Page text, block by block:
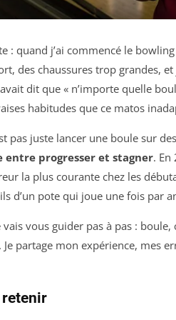
: quand j’ai commencé le
des chaussures trop grandes,
dit que « n’importe quelle
habitudes que ce matos
pas juste lancer une boule sur des
progresser et stagner.
la plus courante chez les
d’un pote qui joue une fois par
vais vous guider pas à pas :
Je partage mon expérience, mes
retenir